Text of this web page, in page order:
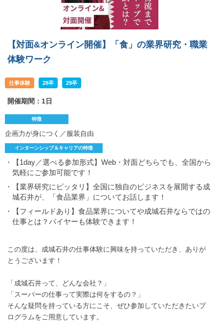
【対面&オンライン開催】「食」の業界研究・職業
体験ワーク
仕事体験 28卒 29卒
開催期間：1日
特徴
企画力が身につく／服装自由
インターンシップ＆キャリアの特徴
・【1day／選べる参加形式】Web・対面どちらでも、全国から
気軽にご参加可能です！
・【業界研究にピッタリ】全国に独自のビジネスを展開する成
城石井が、「食品業界」についてお話します！
・【フィールドあり】食品業界についてや成城石井ならではの
仕事とは？バイヤーも体験できます！
この度は、成城石井の仕事体験に興味を持っていただき、ありが
とうございます！
「成城石井って、どんな会社？」
「スーパーの仕事って実際は何をするの？」
そんな疑問を持っている方にこそ、ぜひ参加していただきたいプ
ログラムをご用意しています。